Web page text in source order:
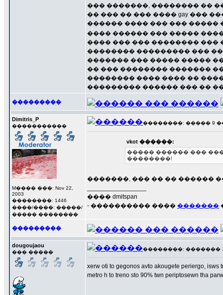
��� �������, �������� ��
�� ��� �� ��� ���� gay ���
������ ���� ��� ��� �����
���� ������ ��� �����
���� ��� ��� �������� ���
�������� ��������� ���
������� ��� ����� �����
�� ��� �������� �������
�������� ���� ���� ��
��������� ������ ��� ��
���������
Dimitris_P
�����������
M���� ���: Nov 22,
2003
��������: 1446
����/����: �����/
����� ��������
��������: ����� 9 ���
vkot ������:
����� ������ ���
��������!
�������, ��� �� �� ������
���� dmitspan
- ���������� ���� �������
���������
dougoujaou
��� �����
��������: ������� 10
xerw oti to gegonos avto akougete periergo, isws
metro h to treno sto 90% twn periptosewn tha